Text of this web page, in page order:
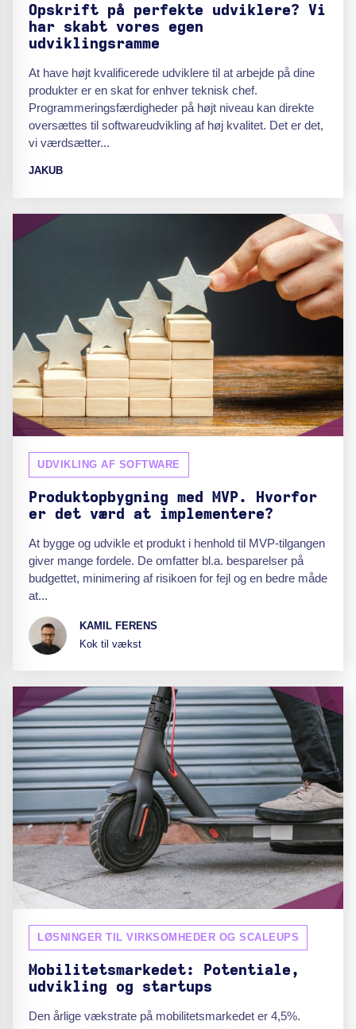
Opskrift på perfekte udviklere? Vi
har skabt vores egen
udviklingsramme
At have højt kvalificerede udviklere til at arbejde på dine
produkter er en skat for enhver teknisk chef.
Programmeringsfærdigheder på højt niveau kan direkte
oversættes til softwareudvikling af høj kvalitet. Det er det,
vi værdsætter...
JAKUB
UDVIKLING AF SOFTWARE
Produktopbygning med MVP. Hvorfor
er det værd at implementere?
At bygge og udvikle et produkt i henhold til MVP-tilgangen
giver mange fordele. De omfatter bl.a. besparelser på
budgettet, minimering af risikoen for fejl og en bedre måde
at...
KAMIL FERENS
Kok til vækst
LØSNINGER TIL VIRKSOMHEDER OG SCALEUPS
Mobilitetsmarkedet: Potentiale,
udvikling og startups
Den årlige vækstrate på mobilitetsmarkedet er 4,5%.